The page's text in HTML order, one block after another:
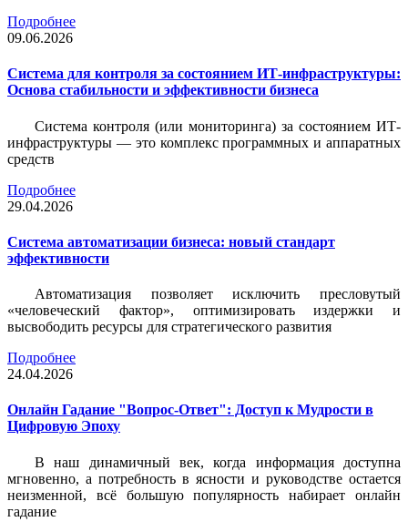
Подробнее
09.06.2026
Система для контроля за состоянием ИТ-инфраструктуры:
Основа стабильности и эффективности бизнеса
Система контроля (или мониторинга) за состоянием ИТ-
инфраструктуры — это комплекс программных и аппаратных
средств
Подробнее
29.04.2026
Система автоматизации бизнеса: новый стандарт
эффективности
Автоматизация позволяет исключить пресловутый
«человеческий фактор», оптимизировать издержки и
высвободить ресурсы для стратегического развития
Подробнее
24.04.2026
Онлайн Гадание "Вопрос-Ответ": Доступ к Мудрости в
Цифровую Эпоху
В наш динамичный век, когда информация доступна
мгновенно, а потребность в ясности и руководстве остается
неизменной, всё большую популярность набирает онлайн
гадание